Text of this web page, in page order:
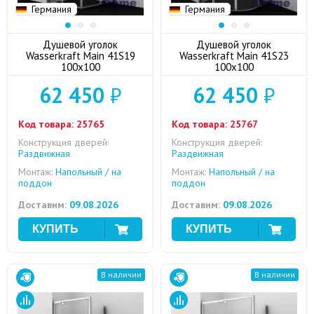
Германия
Душевой уголок
Wasserkraft Main 41S19
100x100
62 450 ₽
Код товара: 25765
Конструкция дверей:
Раздвижная
Монтаж: Напольный / на
поддон
Доставим: 09.08.2026
Германия
Душевой уголок
Wasserkraft Main 41S23
100x100
62 450 ₽
Код товара: 25767
Конструкция дверей:
Раздвижная
Монтаж: Напольный / на
поддон
Доставим: 09.08.2026
В наличии В наличии